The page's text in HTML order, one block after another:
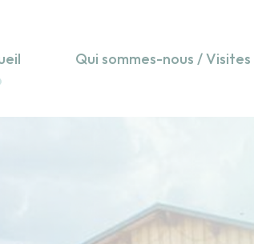
Qui sommes-nous / Visites